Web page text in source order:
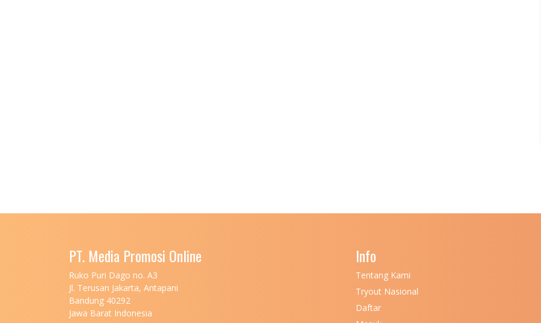
PT. Media Promosi Online
Ruko Puri Dago no. A3
Jl. Terusan Jakarta, Antapani
Bandung 40292
Jawa Barat Indonesia
Info
Tentang Kami
Tryout Nasional
Daftar